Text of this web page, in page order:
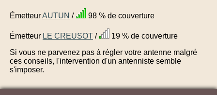
ÉmetteurAUTUN / 98 % de couverture
Émetteur LE CREUSOT /
19 % de couverture
Si vous ne parvenez pas à régler votre antenne malgré
ces conseils, l'intervention d'un antenniste semble
s'imposer.